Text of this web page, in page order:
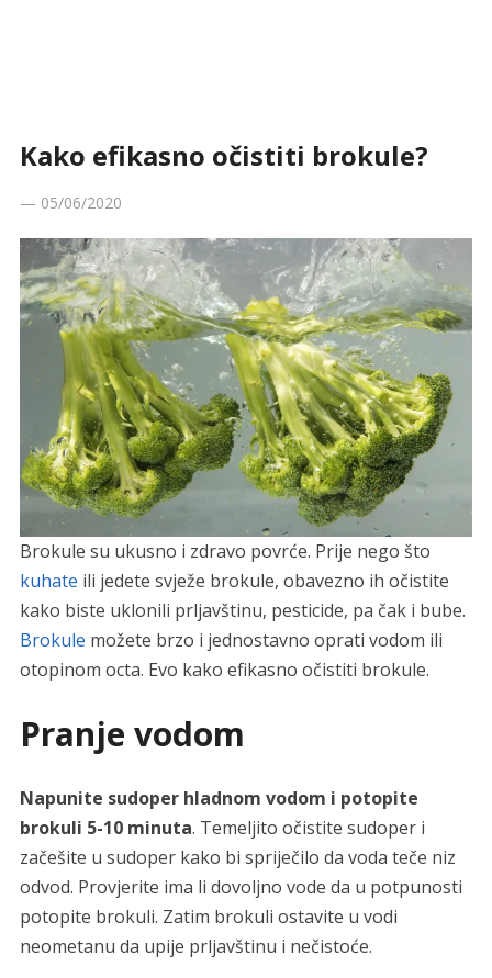
Kako efikasno očistiti brokule?
— 05/06/2020
Brokule su ukusno i zdravo povrće. Prije nego što
kuhate ili jedete svježe brokule, obavezno ih očistite
kako biste uklonili prljavštinu, pesticide, pa čak i bube.
Brokule možete brzo i jednostavno oprati vodom ili
otopinom octa. Evo kako efikasno očistiti brokule.
Pranje vodom
Napunite sudoper hladnom vodom i potopite
brokuli 5-10 minuta. Temeljito očistite sudoper i
začešite u sudoper kako bi spriječilo da voda teče niz
odvod. Provjerite ima li dovoljno vode da u potpunosti
potopite brokuli. Zatim brokuli ostavite u vodi
neometanu da upije prljavštinu i nečistoće.